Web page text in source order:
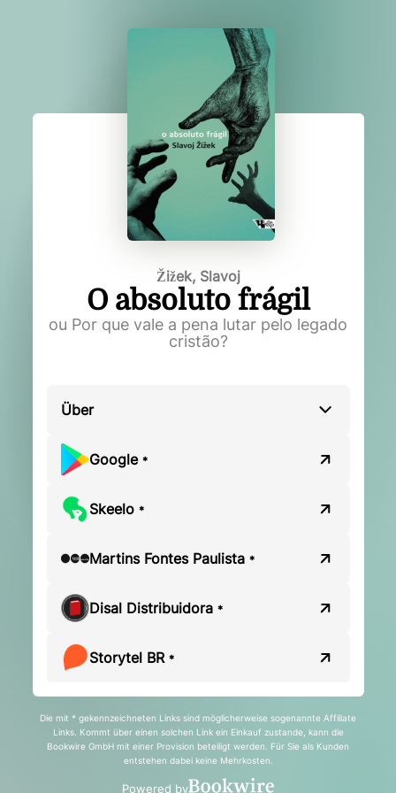
Žižek, Slavoj
O absoluto frágil
ou Por que vale a pena lutar pelo legado
cristão?
Über
Google *
Skeelo *
Martins Fontes Paulista *
Disal Distribuidora *
Storytel BR *
Die mit * gekennzeichneten Links sind möglicherweise sogenannte Affiliate
Links. Kommt über einen solchen Link ein Einkauf zustande, kann die
Bookwire GmbH mit einer Provision beteiligt werden. Für Sie als Kunden
entstehen dabei keine Mehrkosten.
Powered by